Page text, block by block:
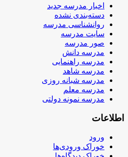
اخبار مدرسه جدید
دسته‌بندی نشده
روانشناسی مدرسه
سایت مدرسه
صور مدرسه
مدرسه دانش
مدرسه راهنمایی
مدرسه شاهد
مدرسه شبانه روزی
مدرسه معلم
مدرسه نمونه دولتی
اطلاعات
ورود
خوراک ورودی‌ها